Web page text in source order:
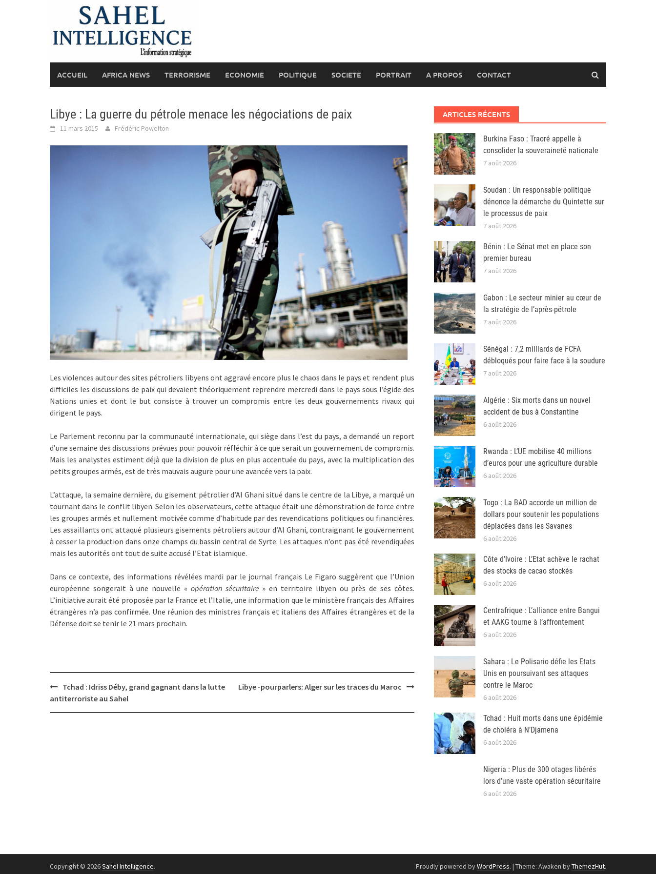
ACCUEIL AFRICA NEWS TERRORISME ECONOMIE POLITIQUE SOCIETE PORTRAIT A PROPOS CONTACT
Libye : La guerre du pétrole menace les négociations de paix
11 mars 2015 Frédéric Powelton
Les violences autour des sites pétroliers libyens ont aggravé encore plus le chaos dans le pays et rendent plus
difficiles les discussions de paix qui devaient théoriquement reprendre mercredi dans le pays sous l’égide des
Nations unies et dont le but consiste à trouver un compromis entre les deux gouvernements rivaux qui
dirigent le pays.
Le Parlement reconnu par la communauté internationale, qui siège dans l’est du pays, a demandé un report
d’une semaine des discussions prévues pour pouvoir réfléchir à ce que serait un gouvernement de compromis.
Mais les analystes estiment déjà que la division de plus en plus accentuée du pays, avec la multiplication des
petits groupes armés, est de très mauvais augure pour une avancée vers la paix.
L’attaque, la semaine dernière, du gisement pétrolier d’Al Ghani situé dans le centre de la Libye, a marqué un
tournant dans le conflit libyen. Selon les observateurs, cette attaque était une démonstration de force entre
les groupes armés et nullement motivée comme d’habitude par des revendications politiques ou financières.
Les assaillants ont attaqué plusieurs gisements pétroliers autour d’Al Ghani, contraignant le gouvernement
à cesser la production dans onze champs du bassin central de Syrte. Les attaques n’ont pas été revendiquées
mais les autorités ont tout de suite accusé l’Etat islamique.
Dans ce contexte, des informations révélées mardi par le journal français Le Figaro suggèrent que l’Union
européenne songerait à une nouvelle « opération sécuritaire » en territoire libyen ou près de ses côtes.
L’initiative aurait été proposée par la France et l’Italie, une information que le ministère français des Affaires
étrangères n’a pas confirmée. Une réunion des ministres français et italiens des Affaires étrangères et de la
Défense doit se tenir le 21 mars prochain.
Post
navigation
Tchad : Idriss Déby, grand gagnant dans la lutte
antiterroriste au Sahel
Libye -pourparlers: Alger sur les traces du Maroc
ARTICLES RÉCENTS
Burkina Faso : Traoré appelle à
consolider la souveraineté nationale
7 août 2026
Soudan : Un responsable politique
dénonce la démarche du Quintette sur
le processus de paix
7 août 2026
Bénin : Le Sénat met en place son
premier bureau
7 août 2026
Gabon : Le secteur minier au cœur de
la stratégie de l’après-pétrole
7 août 2026
Sénégal : 7,2 milliards de FCFA
débloqués pour faire face à la soudure
7 août 2026
Algérie : Six morts dans un nouvel
accident de bus à Constantine
6 août 2026
Rwanda : L’UE mobilise 40 millions
d’euros pour une agriculture durable
6 août 2026
Togo : La BAD accorde un million de
dollars pour soutenir les populations
déplacées dans les Savanes
6 août 2026
Côte d’Ivoire : L’Etat achève le rachat
des stocks de cacao stockés
6 août 2026
Centrafrique : L’alliance entre Bangui
et AAKG tourne à l’affrontement
6 août 2026
Sahara : Le Polisario défie les Etats
Unis en poursuivant ses attaques
contre le Maroc
6 août 2026
Tchad : Huit morts dans une épidémie
de choléra à N’Djamena
6 août 2026
Nigeria : Plus de 300 otages libérés
lors d’une vaste opération sécuritaire
6 août 2026
Copyright © 2026Sahel Intelligence. Proudly powered byWordPress. | Theme: Awaken byThemezHut.